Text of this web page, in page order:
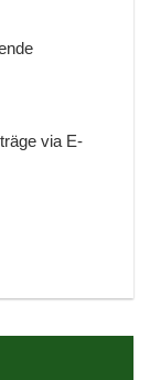
via E-